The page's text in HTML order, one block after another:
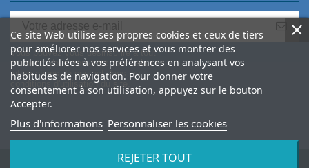
Ce site Web utilise ses propres cookies et ceux de tiers
pour améliorer nos services et vous montrer des
publicités liées à vos préférences en analysant vos
habitudes de navigation. Pour donner votre
consentement à son utilisation, appuyez sur le bouton
Accepter.
Plus d'informations Personnaliser les cookies
REJETER TOUT
Vous pouvez vous désinscrire à tout
moment. Vous trouverez pour cela nos
informations de contact dans les
conditions d'utilisation du site.